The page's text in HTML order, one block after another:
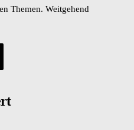
Themen. Weitgehend